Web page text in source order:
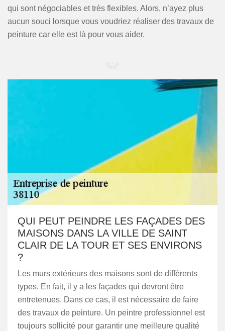
qui sont négociables et très flexibles. Alors, n’ayez plus
aucun souci lorsque vous voudriez réaliser des travaux de
peinture car elle est là pour vous aider.
QUI PEUT PEINDRE LES FAÇADES DES
MAISONS DANS LA VILLE DE SAINT
CLAIR DE LA TOUR ET SES ENVIRONS
?
Les murs extérieurs des maisons sont de différents
types. En fait, il y a les façades qui devront être
entretenues. Dans ce cas, il est nécessaire de faire
des travaux de peinture. Un peintre professionnel est
toujours sollicité pour garantir une meilleure qualité